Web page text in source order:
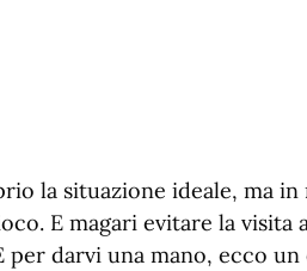
la situazione ideale, ma
E magari evitare la visita
per darvi una mano, ecco